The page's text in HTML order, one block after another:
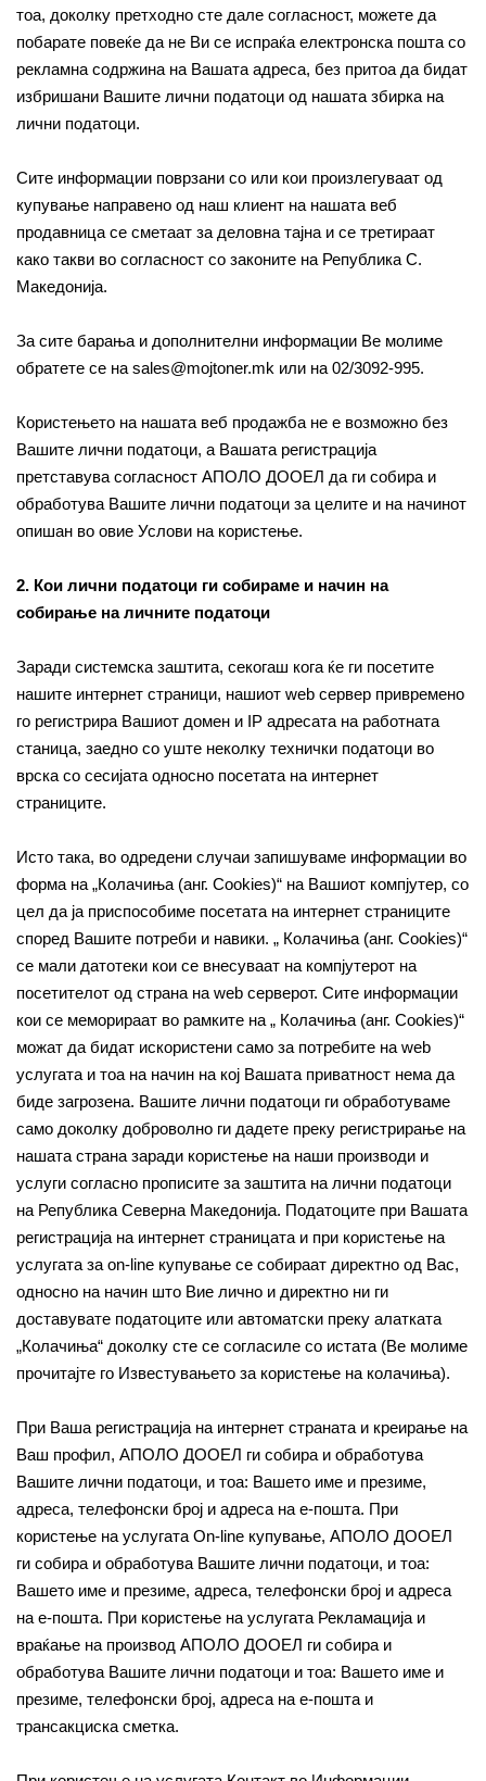
тоа, доколку претходно сте дале согласност, можете да
побарате повеќе да не Ви се испраќа електронска пошта со
рекламна содржина на Вашата адреса, без притоа да бидат
избришани Вашите лични податоци од нашата збирка на
лични податоци.
Сите информации поврзани со или кои произлегуваат од
купување направено од наш клиент на нашата веб
продавница се сметаат за деловна тајна и се третираат
како такви во согласност со законите на Република С.
Македонија.
За сите барања и дополнителни информации Ве молиме
обратете се на sales@mojtoner.mk или на 02/3092-995.
Користењето на нашата веб продажба не е возможно без
Вашите лични податоци, а Вашата регистрација
претставува согласност АПОЛО ДООЕЛ да ги собира и
обработува Вашите лични податоци за целите и на начинот
опишан во овие Услови на користење.
2. Кои лични податоци ги собираме и начин на
собирање на личните податоци
Заради системска заштита, секогаш кога ќе ги посетите
нашите интернет страници, нашиот web сервер привремено
го регистрира Вашиот домен и IP адресата на работната
станица, заедно со уште неколку технички податоци во
врска со сесијата односно посетата на интернет
страниците.
Исто така, во одредени случаи запишуваме информации во
форма на „Колачиња (анг. Cookies)“ на Вашиот компјутер, со
цел да ја приспособиме посетата на интернет страниците
според Вашите потреби и навики. „ Колачиња (анг. Cookies)“
се мали датотеки кои се внесуваат на компјутерот на
посетителот од страна на web серверот. Сите информации
кои се меморираат во рамките на „ Колачиња (анг. Cookies)“
можат да бидат искористени само за потребите на web
услугата и тоа на начин на кој Вашата приватност нема да
биде загрозена. Вашите лични податоци ги обработуваме
само доколку доброволно ги дадете преку регистрирање на
нашата страна заради користење на наши производи и
услуги согласно прописите за заштита на лични податоци
на Република Северна Македонија. Податоците при Вашата
регистрација на интернет страницата и при користење на
услугата за on-line купување се собираат директно од Вас,
односно на начин што Вие лично и директно ни ги
доставувате податоците или автоматски преку алатката
„Колачиња“ доколку сте се согласиле со истата (Ве молиме
прочитајте го Известувањето за користење на колачиња).
При Ваша регистрација на интернет страната и креирање на
Ваш профил, АПОЛО ДООЕЛ ги собира и обработува
Вашите лични податоци, и тоа: Вашето име и презиме,
адреса, телефонски број и адреса на е-пошта. При
користење на услугата On-line купување, АПОЛО ДООЕЛ
ги собира и обработува Вашите лични податоци, и тоа:
Вашето име и презиме, адреса, телефонски број и адреса
на е-пошта. При користење на услугата Рекламација и
враќање на производ АПОЛО ДООЕЛ ги собира и
обработува Вашите лични податоци и тоа: Вашето име и
презиме, телефонски број, адреса на е-пошта и
трансакциска сметка.